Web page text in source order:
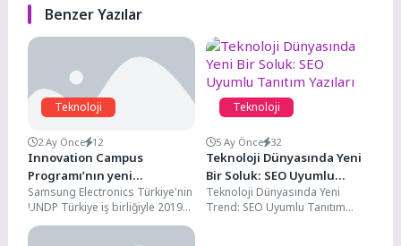
Benzer Yazılar
Teknoloji
2 Ay Önce 12
Innovation Campus
Programı’nın yeni
mezunları yapay zekâ
projeleriyle fark yarattı
Samsung Electronics Türkiye'nin
UNDP Türkiye iş birliğiyle 2019
yılından bu yana sürdürdüğü
Innovation Campus programı,...
Teknoloji
5 Ay Önce 32
Teknoloji Dünyasında Yeni
Bir Soluk: SEO Uyumlu
Tanıtım Yazıları
Teknoloji Dünyasında Yeni
Trend: SEO Uyumlu Tanıtım